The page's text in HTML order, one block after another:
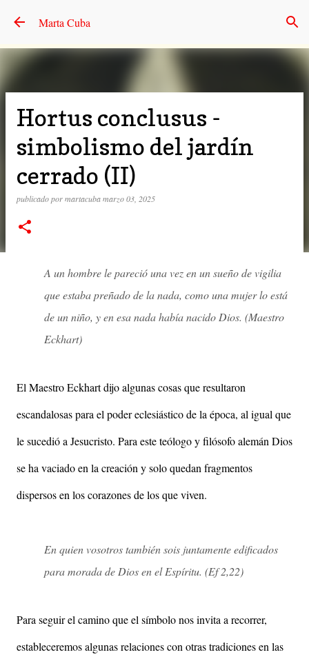
Marta Cuba
Hortus conclusus -
simbolismo del jardín
cerrado (II)
publicado pormartacubamarzo 03, 2025
A un hombre le pareció una vez en un sueño de vigilia
que estaba preñado de la nada, como una mujer lo está
de un niño, y en esa nada había nacido Dios. (Maestro
Eckhart)
El Maestro Eckhart dijo algunas cosas que resultaron
escandalosas para el poder eclesiástico de la época, al igual que
le sucedió a Jesucristo. Para este teólogo y filósofo alemán Dios
se ha vaciado en la creación y solo quedan fragmentos
dispersos en los corazones de los que viven.
En quien vosotros también sois juntamente edificados
para morada de Dios en el Espíritu. (Ef 2,22)
Para seguir el camino que el símbolo nos invita a recorrer,
estableceremos algunas relaciones con otras tradiciones en las